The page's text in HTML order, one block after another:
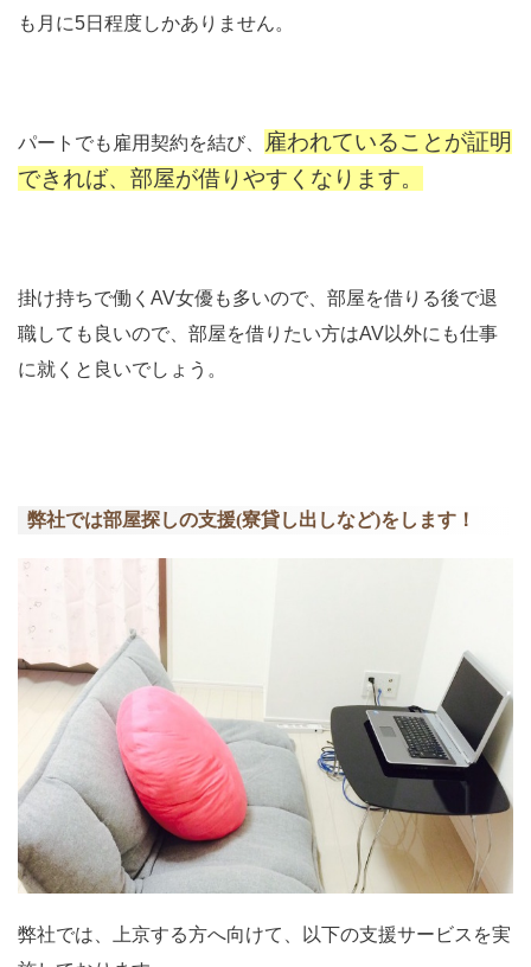
も月に5日程度しかありません。
パートでも雇用契約を結び、
雇われていることが証明
できれば、部屋が借りやすくなります。
掛け持ちで働くAV女優も多いので、部屋を借りる後で退
職しても良いので、部屋を借りたい方はAV以外にも仕事
に就くと良いでしょう。
弊社では部屋探しの支援(寮貸し出しなど)をします！
弊社では、上京する方へ向けて、以下の支援サービスを実